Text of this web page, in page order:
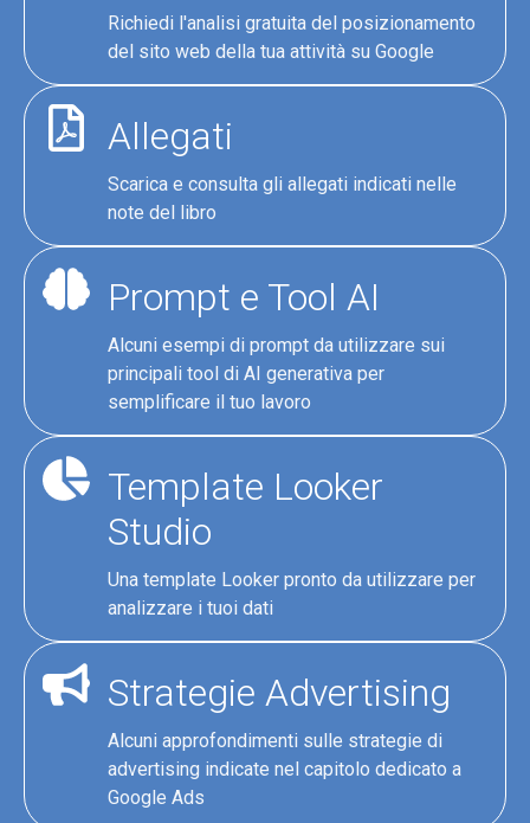
Richiedi l'analisi gratuita del posizionamento
del sito web della tua attività su Google
Allegati
Scarica e consulta gli allegati indicati nelle
note del libro
Prompt e Tool AI
Alcuni esempi di prompt da utilizzare sui
principali tool di AI generativa per
semplificare il tuo lavoro
Template Looker
Studio
Una template Looker pronto da utilizzare per
analizzare i tuoi dati
Strategie Advertising
Alcuni approfondimenti sulle strategie di
advertising indicate nel capitolo dedicato a
Google Ads